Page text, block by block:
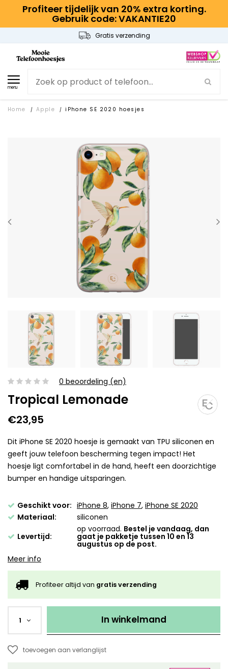
Profiteer tijdelijk van 20% extra korting.
Gebruik code: VAKANTIE20
Gratis verzending
menu
Home / Apple / iPhone SE 2020 hoesjes
0 beoordeling (en)
Tropical Lemonade
€23,95
Dit iPhone SE 2020 hoesje is gemaakt van TPU siliconen en
geeft jouw telefoon bescherming tegen impact! Het
hoesje ligt comfortabel in de hand, heeft een doorzichtige
bumper en handige uitsparingen.
Geschikt voor: iPhone 8, iPhone 7, iPhone SE 2020
Materiaal:
siliconen
Levertijd:
op voorraad. Bestel je vandaag, dan
gaat je pakketje tussen 10 en 13
augustus op de post.
Meer info
Profiteer altijd van gratis verzending
1 In winkelmand
toevoegen aan verlanglijst